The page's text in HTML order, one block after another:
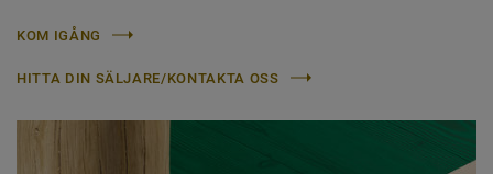
KOM IGÅNG
HITTA DIN SÄLJARE/KONTAKTA OSS